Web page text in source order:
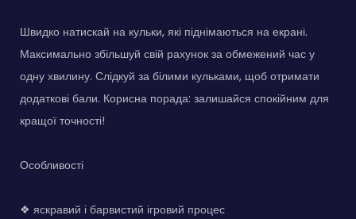
Швидко натискай на кульки, які піднімаються на екрані.
Максимально збільшуй свій рахунок за обмежений час у
одну хвилину. Слідкуй за білими кульками, щоб отримати
додаткові бали. Корисна порада: залишайся спокійним для
кращої точності!
Особливості
❖ яскравий і барвистий ігровий процес